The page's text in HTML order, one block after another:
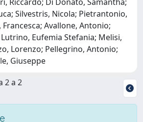
Silvestris, Nicola; Pietrantonio,
Avallone, Antonio;
Eufemia Stefania; Melisi,
Lorenzo; Pellegrino, Antonio;
Giuseppe
2 a 2